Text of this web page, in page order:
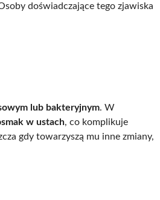
doświadczające tego zjawiska
lub bakteryjnym. W
w ustach, co komplikuje
gdy towarzyszą mu inne zmiany,